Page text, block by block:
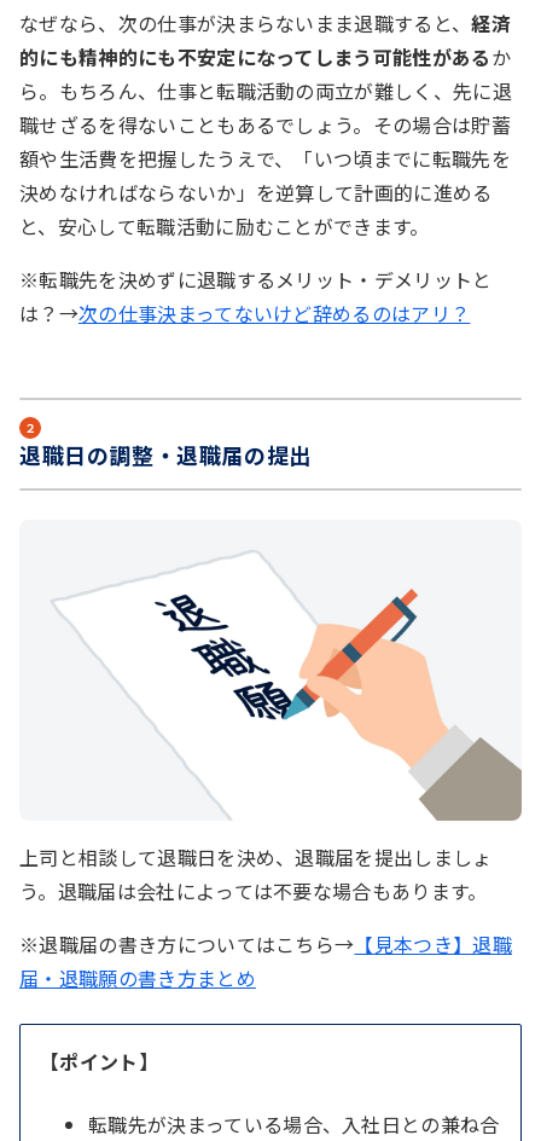
なぜなら、次の仕事が決まらないまま退職すると、経済
的にも精神的にも不安定になってしまう可能性があるか
ら。もちろん、仕事と転職活動の両立が難しく、先に退
職せざるを得ないこともあるでしょう。その場合は貯蓄
額や生活費を把握したうえで、「いつ頃までに転職先を
決めなければならないか」を逆算して計画的に進める
と、安心して転職活動に励むことができます。
※転職先を決めずに退職するメリット・デメリットと
は？→次の仕事決まってないけど辞めるのはアリ？
２
退職日の調整・退職届の提出
上司と相談して退職日を決め、退職届を提出しましょ
う。退職届は会社によっては不要な場合もあります。
※退職届の書き方についてはこちら→ 【見本つき】退職
届・退職願の書き方まとめ
【ポイント】
転職先が決まっている場合、入社日との兼ね合